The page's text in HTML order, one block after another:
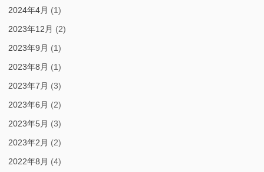
2024年4月 (1)
2023年12月 (2)
2023年9月 (1)
2023年8月 (1)
2023年7月 (3)
2023年6月 (2)
2023年5月 (3)
2023年2月 (2)
2022年8月 (4)